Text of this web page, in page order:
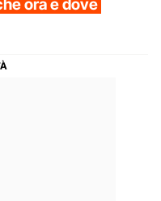
ora e dove